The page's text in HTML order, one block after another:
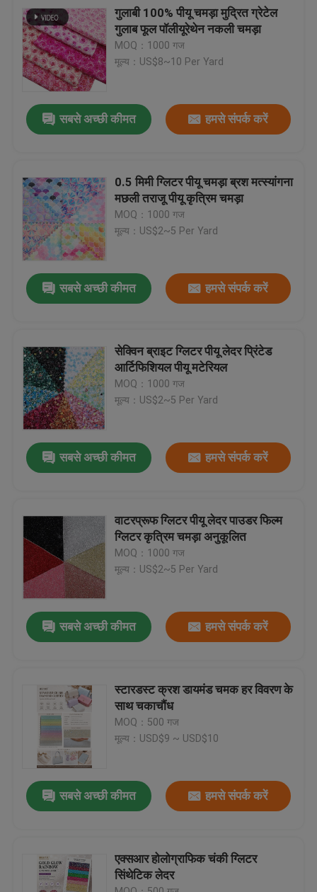
उत्पाद
हमारे बारे में
फैक्टरी यात्रा
हमसे संपर्क करें
एक बोली का अनुरोध
पीवीसी नकली चमड़ा
माइक्रोफाइबर चमड़े की सामग्री
गुलाबी 100% पीयू चमड़ा मुद्रित ग्रेटेल
गुलाब फूल पॉलीयूरेथेन नकली चमड़ा
MOQ：1000 गज
मूल्य：US$8~10 Per Yard
सबसे अच्छी कीमत हमसे संपर्क करें
0.5 मिमी ग्लिटर पीयू चमड़ा ब्रश मत्स्यांगना
मछली तराजू पीयू कृत्रिम चमड़ा
MOQ：1000 गज
मूल्य：US$2~5 Per Yard
सबसे अच्छी कीमत हमसे संपर्क करें
सेक्विन ब्राइट ग्लिटर पीयू लेदर प्रिंटेड
आर्टिफिशियल पीयू मटेरियल
MOQ：1000 गज
मूल्य：US$2~5 Per Yard
सबसे अच्छी कीमत हमसे संपर्क करें
वाटरप्रूफ ग्लिटर पीयू लेदर पाउडर फिल्म
ग्लिटर कृत्रिम चमड़ा अनुकूलित
MOQ：1000 गज
मूल्य：US$2~5 Per Yard
सबसे अच्छी कीमत हमसे संपर्क करें
स्टारडस्ट क्रश डायमंड चमक हर विवरण के
साथ चकाचौंध
MOQ：500 गज
मूल्य：USD$9 ~ USD$10
सबसे अच्छी कीमत हमसे संपर्क करें
एक्सआर होलोग्राफिक चंकी ग्लिटर
सिंथेटिक लेदर